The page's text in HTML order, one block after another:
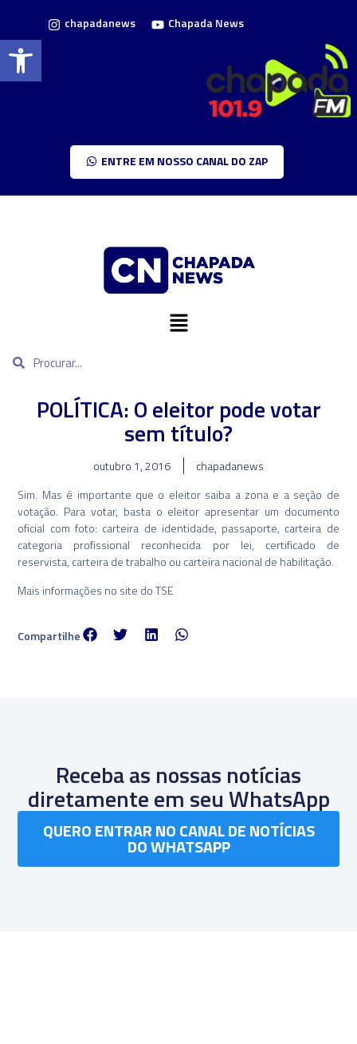
Barra de Ferramentas Aberta
chapadanews Chapada News
ENTRE EM NOSSO CANAL DO ZAP
POLÍTICA: O eleitor pode votar
sem título?
outubro 1, 2016
chapadanews
Sim. Mas é importante que o eleitor saiba a zona e a seção de
votação. Para votar, basta o eleitor apresentar um documento
oficial com foto: carteira de identidade, passaporte, carteira de
categoria profissional reconhecida por lei, certificado de
reservista, carteira de trabalho ou carteira nacional de habilitação.
Mais informações no site do TSE
Compartilhe
Receba as nossas notícias
diretamente em seu WhatsApp
QUERO ENTRAR NO CANAL DE NOTÍCIAS
DO WHATSAPP